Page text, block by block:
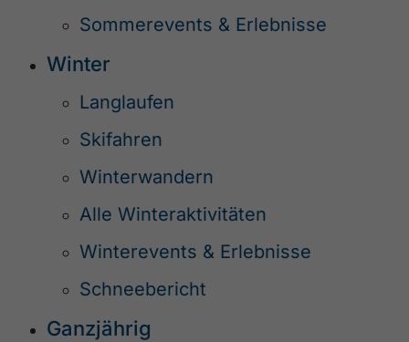
Sommerevents & Erlebnisse
Winter
Langlaufen
Skifahren
Winterwandern
Alle Winteraktivitäten
Winterevents & Erlebnisse
Schneebericht
Ganzjährig